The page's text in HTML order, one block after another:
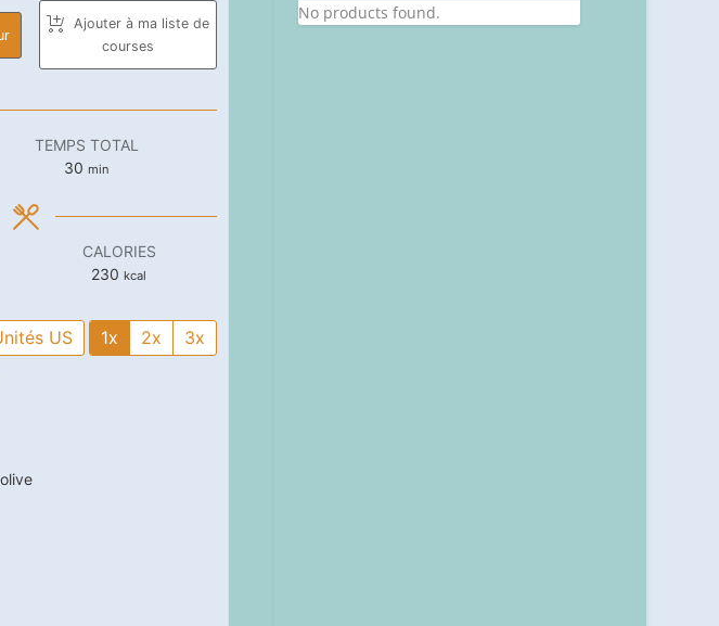
Ajouter à ma liste de
courses
TEMPS TOTAL
30minutes
min
CALORIES
230 kcal
US 1x 2x 3x
No products found.